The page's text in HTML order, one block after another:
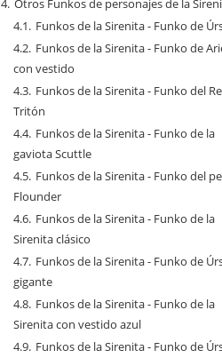
4. Otros Funkos de personajes de la
4.1. Funkos de la Sirenita - Funko de
4.2. Funkos de la Sirenita - Funko de
con vestido
4.3. Funkos de la Sirenita - Funko del
Tritón
4.4. Funkos de la Sirenita - Funko de la
gaviota Scuttle
4.5. Funkos de la Sirenita - Funko del
Flounder
4.6. Funkos de la Sirenita - Funko de la
Sirenita clásico
4.7. Funkos de la Sirenita - Funko de
gigante
4.8. Funkos de la Sirenita - Funko de la
Sirenita con vestido azul
4.9. Funkos de la Sirenita - Funko de